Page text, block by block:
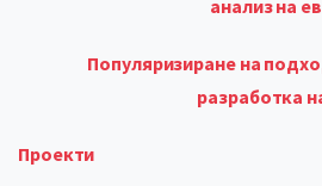
анализ на
Популяризиране на
разработка
Проекти